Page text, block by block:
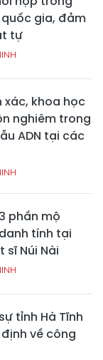
gia, đảm
tự
khoa học
nghiêm trong
ADN tại các
phần mộ
tính tại
sĩ Núi Nài
tỉnh Hà Tĩnh
về công